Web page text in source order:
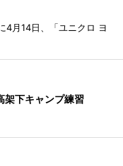
4月14日、「ユニクロ ヨ
架下キャンプ練習